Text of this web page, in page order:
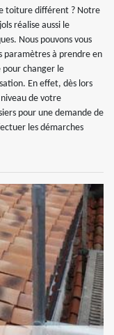
toiture différent ? Notre
réalise aussi le
Nous pouvons vous
paramètres à prendre en
changer le
En effet, dès lors
de votre
pour une demande de
les démarches